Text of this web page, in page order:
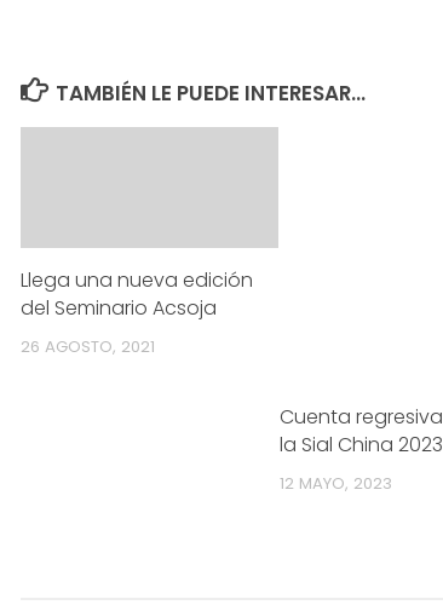
TAMBIÉN LE PUEDE INTERESAR...
Llega una nueva edición
del Seminario Acsoja
26 AGOSTO, 2021
Cuenta
la Sial China 2023
12 MAYO, 2023